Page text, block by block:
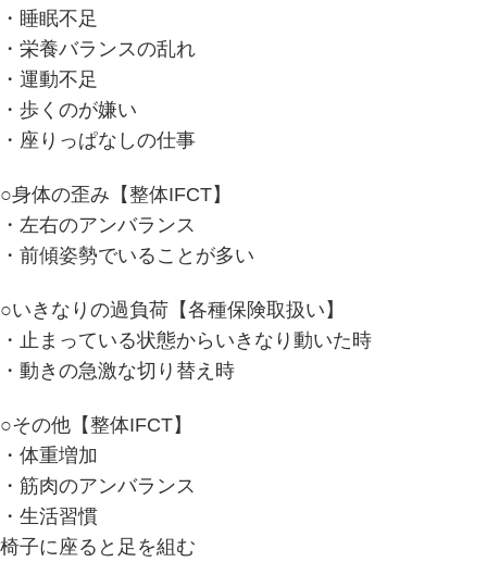
・睡眠不足
・栄養バランスの乱れ
・運動不足
・歩くのが嫌い
・座りっぱなしの仕事
○身体の歪み【整体IFCT】
・左右のアンバランス
・前傾姿勢でいることが多い
○いきなりの過負荷【各種保険取扱い】
・止まっている状態からいきなり動いた時
・動きの急激な切り替え時
○その他【整体IFCT】
・体重増加
・筋肉のアンバランス
・生活習慣
椅子に座ると足を組む